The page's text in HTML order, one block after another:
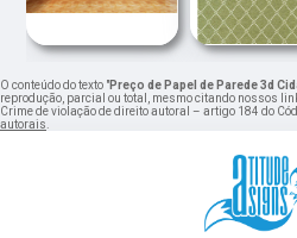
O conteúdo do texto "Preço de Papel de Parede 3d
reprodução, parcial ou total, mesmo citando nossos
Crime de violação de direito autoral – artigo 184 do
autorais.